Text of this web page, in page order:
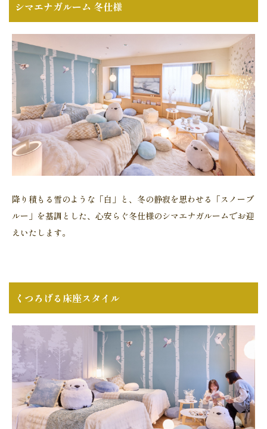
シマエナガルーム 冬仕様
降り積もる雪のような「白」と、冬の静寂を思わせる「スノーブ
ルー」を基調とした、心安らぐ冬仕様のシマエナガルームでお迎
えいたします。
くつろげる床座スタイル